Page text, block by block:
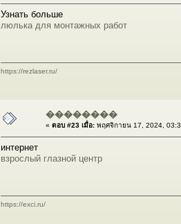
Узнать больше
люлька для монтажных работ
https://rezlaser.ru/
��������
« ตอบ #23 เมื่อ: พฤศจิกายน 17, 2024,
интернет
взрослый глазной центр
https://exci.ru/